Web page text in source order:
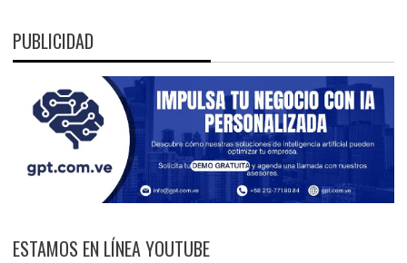
PUBLICIDAD
ESTAMOS EN LÍNEA YOUTUBE